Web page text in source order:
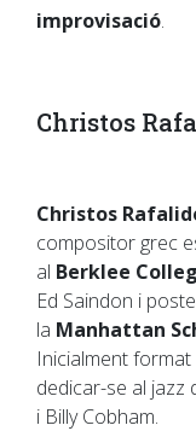
improvisació.
Christos
Christos
compositor grec
al Berklee
Ed Saindon i
la Manhattan
Inicialment
dedicar-se al jazz
i Billy Cobham.